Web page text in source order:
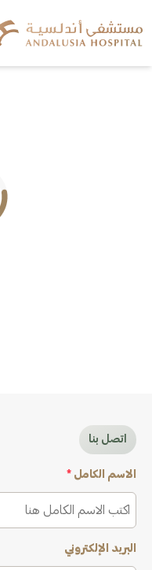
اتصل بنا
الاسم الكامل *
البريد الإلكتروني